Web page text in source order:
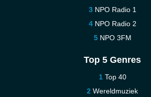
NPO Radio 1
NPO Radio 2
NPO 3FM
Top 5 Genres
Top 40
Wereldmuziek